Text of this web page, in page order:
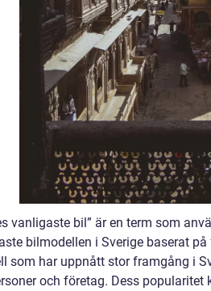
vanligaste bil” är en term som
bilmodellen i Sverige baserat
som har uppnått stor framgång i
och företag. Dess popularitet